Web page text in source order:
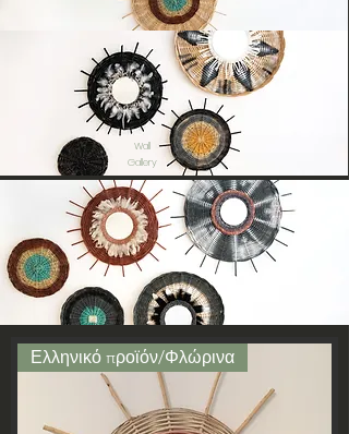
Wall
Gallery
Ελληνικό προϊόν/Φλώρινα